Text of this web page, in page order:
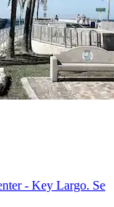
- Key Largo. Se